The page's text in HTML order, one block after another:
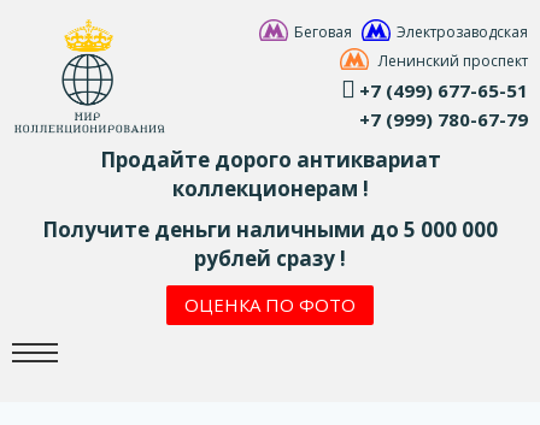
Беговая
Электрозаводская
Ленинский проспект
+7 (499) 677-65-51
+7 (999) 780-67-79
Продайте дорого антиквариат
коллекционерам !
Получите деньги наличными до 5 000 000
рублей сразу !
ОЦЕНКА ПО ФОТО